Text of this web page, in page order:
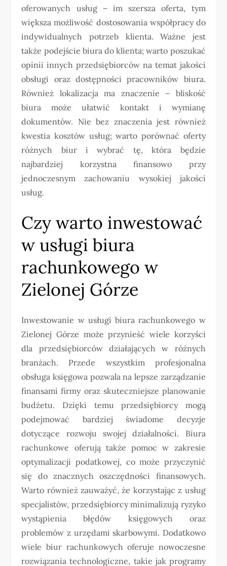
oferowanych usług – im szersza oferta, tym
większa możliwość dostosowania współpracy do
indywidualnych potrzeb klienta. Ważne jest
także podejście biura do klienta; warto poszukać
opinii innych przedsiębiorców na temat jakości
obsługi oraz dostępności pracowników biura.
Również lokalizacja ma znaczenie – bliskość
biura może ułatwić kontakt i wymianę
dokumentów. Nie bez znaczenia jest również
kwestia kosztów usług; warto porównać oferty
różnych biur i wybrać tę, która będzie
najbardziej korzystna finansowo przy
jednoczesnym zachowaniu wysokiej jakości
usług.
Czy warto inwestować
w usługi biura
rachunkowego w
Zielonej Górze
Inwestowanie w usługi biura rachunkowego w
Zielonej Górze może przynieść wiele korzyści
dla przedsiębiorców działających w różnych
branżach. Przede wszystkim profesjonalna
obsługa księgowa pozwala na lepsze zarządzanie
finansami firmy oraz skuteczniejsze planowanie
budżetu. Dzięki temu przedsiębiorcy mogą
podejmować bardziej świadome decyzje
dotyczące rozwoju swojej działalności. Biura
rachunkowe oferują także pomoc w zakresie
optymalizacji podatkowej, co może przyczynić
się do znacznych oszczędności finansowych.
Warto również zauważyć, że korzystając z usług
specjalistów, przedsiębiorcy minimalizują ryzyko
wystąpienia błędów księgowych oraz
problemów z urzędami skarbowymi. Dodatkowo
wiele biur rachunkowych oferuje nowoczesne
rozwiązania technologiczne, takie jak programy